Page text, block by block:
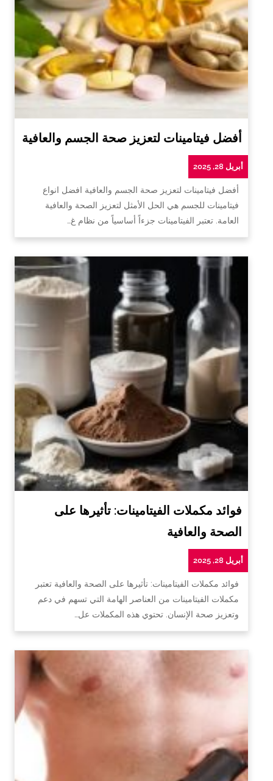
أفضل فيتامينات لتعزيز صحة الجسم والعافية
أبريل 28, 2025
أفضل فيتامينات لتعزيز صحة الجسم والعافية افضل انواع
فيتامينات للجسم هي الحل الأمثل لتعزيز الصحة والعافية
العامة. تعتبر الفيتامينات جزءاً أساسياً من نظام غ…
فوائد مكملات الفيتامينات: تأثيرها على
الصحة والعافية
أبريل 28, 2025
فوائد مكملات الفيتامينات: تأثيرها على الصحة والعافية تعتبر
مكملات الفيتامينات من العناصر الهامة التي تسهم في دعم
وتعزيز صحة الإنسان. تحتوي هذه المكملات عل…